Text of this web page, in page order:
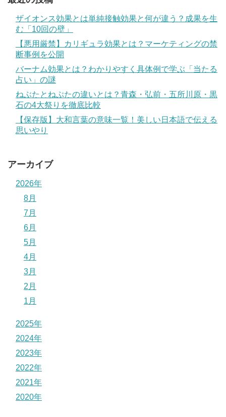
ザイオンス効果とは単純接触効果と何が違う？成果を生
む「10回の壁」
【悪用厳禁】カリギュラ効果とは？マーケティングの禁
断事例を公開
バーナム効果とは？わかりやすく具体例で学ぶ「当たる
占い」の謎
ねぶたとねぷたの違いとは？青森・弘前・五所川原・黒
石の4大祭りを徹底比較
【保存版】大和言葉の意味一覧！美しい日本語で伝える
思いやり
アーカイブ
2026年
8月
7月
6月
5月
4月
3月
2月
1月
2025年
2024年
2023年
2022年
2021年
2020年